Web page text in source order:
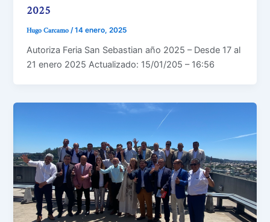
2025
Hugo Carcamo/14 enero, 2025
Autoriza Feria San Sebastian año 2025 – Desde 17 al
21 enero 2025 Actualizado: 15/01/205 – 16:56